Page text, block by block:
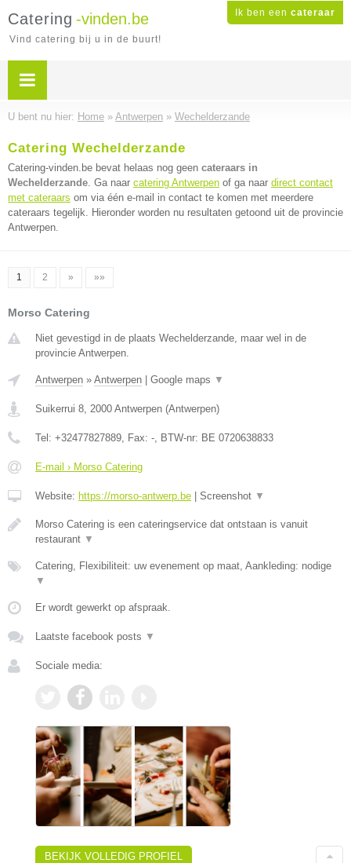
Ik ben een cateraar
Catering -vinden.be
Vind catering bij u in de buurt!
U bent nu hier: Home » Antwerpen » Wechelderzande
Catering Wechelderzande
Catering-vinden.be bevat helaas nog geen cateraars in
Wechelderzande. Ga naar catering Antwerpen of ga naar direct contact
met cateraars om via één e-mail in contact te komen met meerdere
cateraars tegelijk. Hieronder worden nu resultaten getoond uit de provincie
Antwerpen.
1 2 » »»
Morso Catering
Niet gevestigd in de plaats Wechelderzande, maar wel in de
provincie Antwerpen.
Antwerpen » Antwerpen Google maps ▼
Suikerrui 8, 2000 Antwerpen (Antwerpen)
Tel: +32477827889, Fax: -, BTW-nr: BE 0720638833
E-mail › Morso Catering
Website: https://morso-antwerp.be Screenshot ▼
Morso Catering is een cateringservice dat ontstaan is vanuit
restaurant ▼
Catering, Flexibiliteit: uw evenement op maat, Aankleding: nodige
▼
Er wordt gewerkt op afspraak.
Laatste facebook posts ▼
Sociale media:
BEKIJK VOLLEDIG PROFIEL